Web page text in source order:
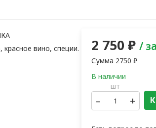
красное вино, специи. 2 750 ₽ /
Сумма 2750 ₽
шт
– +